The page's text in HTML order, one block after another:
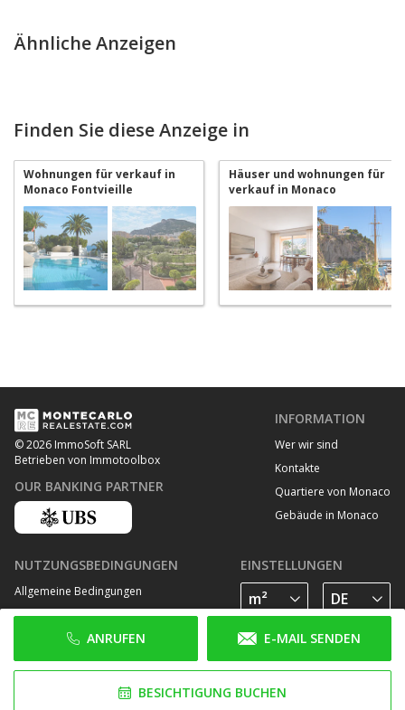
ANRUFEN E-MAIL SENDEN
BESICHTIGUNG BUCHEN
Ähnliche Anzeigen
Finden Sie diese Anzeige in
Wohnungen für verkauf in
Monaco Fontvieille
Häuser und wohnungen für
verkauf in Monaco
Fontvieille
© 2026 ImmoSoft SARL
Betrieben von Immotoolbox
OUR BANKING PARTNER
INFORMATION
Wer wir sind
Kontakte
Quartiere von Monaco
Gebäude in Monaco
NUTZUNGSBEDINGUNGEN
Allgemeine Bedingungen
Datenschutz Bestimmungen
Cookie Richtlinie
EINSTELLUNGEN
FOLGE UNS AUF